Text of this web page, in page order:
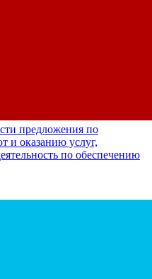
предложения по
и оказанию услуг,
по обеспечению